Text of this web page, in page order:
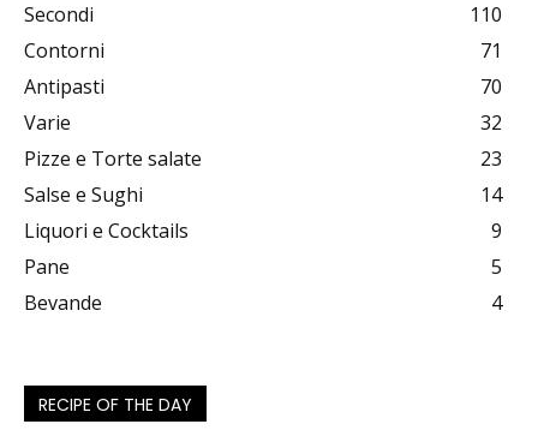
Secondi
110
Contorni
71
Antipasti
70
Varie
32
Pizze e Torte salate
23
Salse e Sughi
14
Liquori e Cocktails
9
Pane
5
Bevande
4
RECIPE OF THE DAY